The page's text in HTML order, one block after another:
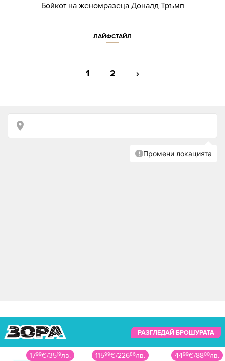
Бойкот на женомразеца Доналд Тръмп
ЛАЙФСТАЙЛ
1 2 ›
РАЗГЛЕДАЙ БРОШУРАТА
1799€/3519лв. 11599€/22686лв. 4499€/8800лв.